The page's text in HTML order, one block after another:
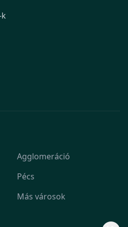
Agglomeráció
Pécs
Más városok